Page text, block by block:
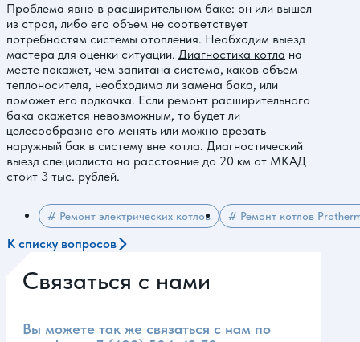
Проблема явно в расширительном баке: он или вышел
из строя, либо его объем не соответствует
потребностям системы отопления. Необходим выезд
мастера для оценки ситуации. Диагностика котла на
месте покажет, чем запитана система, каков объем
теплоносителя, необходима ли замена бака, или
поможет его подкачка. Если ремонт расширительного
бака окажется невозможным, то будет ли
целесообразно его менять или можно врезать
наружный бак в систему вне котла. Диагностический
выезд специалиста на расстояние до 20 км от МКАД
стоит 3 тыс. рублей.
# Ремонт электрических котлов # Ремонт котлов
К списку вопросов
Связаться с нами
Вы можете так же связаться с нам по